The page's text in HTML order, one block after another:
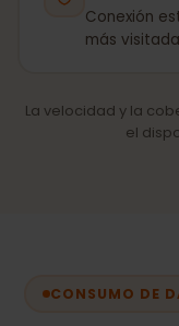
Conexión
más
La velocidad y la
el
CONSUMO DE